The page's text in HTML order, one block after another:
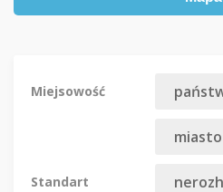
Miejsowość
Standart